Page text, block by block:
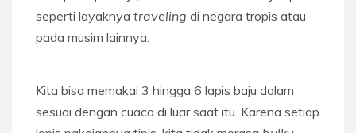
seperti layaknya traveling di negara tropis atau
pada musim lainnya.
Kita bisa memakai 3 hingga 6 lapis baju dalam
sesuai dengan cuaca di luar saat itu. Karena setiap